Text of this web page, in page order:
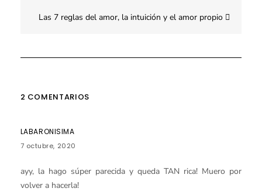
Las 7 reglas del amor, la intuición y el amor propio
2 COMENTARIOS
LABARONISIMA
7 octubre, 2020
ayy, la hago súper parecida y queda TAN rica! Muero por
volver a hacerla!